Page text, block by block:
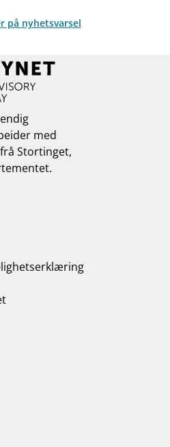
på nyhetsvarsel
med
Stortinget,